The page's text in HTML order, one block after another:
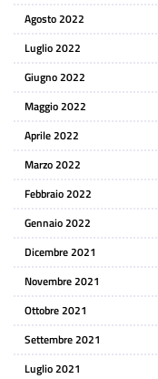
Agosto 2022
Luglio 2022
Giugno 2022
Maggio 2022
Aprile 2022
Marzo 2022
Febbraio 2022
Gennaio 2022
Dicembre 2021
Novembre 2021
Ottobre 2021
Settembre 2021
Luglio 2021